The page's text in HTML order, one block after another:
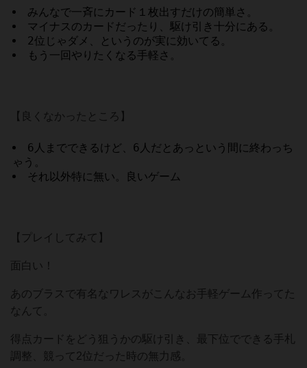
みんなで一斉にカード１枚出すだけの簡単さ。
マイナスのカードだったり、駆け引き十分にある。
2位じゃダメ、というのが実に効いてる。
もう一回やりたくなる手軽さ。
【良くなかったところ】
6人までできるけど、6人だとあっという間に終わっち
ゃう。
それ以外特に無い。良いゲーム
【プレイしてみて】
面白い！
あのブラスで有名なワレスがこんなお手軽ゲーム作ってた
なんて。
得点カードをどう狙うかの駆け引き、最下位でできる手札
調整、競って2位だった時の無力感。